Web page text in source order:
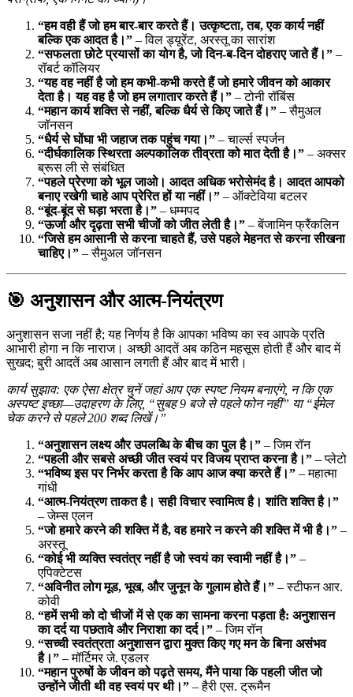
“हम वही हैं जो हम बार-बार करते हैं। उत्कृष्टता, तब, एक कार्य नहीं
बल्कि एक आदत है।” – विल ड्यूरेंट, अरस्तू का सारांश
“सफलता छोटे प्रयासों का योग है, जो दिन-ब-दिन दोहराए जाते हैं।” –
रॉबर्ट कॉलियर
“यह वह नहीं है जो हम कभी-कभी करते हैं जो हमारे जीवन को आकार
देता है। यह वह है जो हम लगातार करते हैं।” – टोनी रॉबिंस
“महान कार्य शक्ति से नहीं, बल्कि धैर्य से किए जाते हैं।” – सैमुअल
जॉनसन
“धैर्य से घोंघा भी जहाज तक पहुंच गया।” – चार्ल्स स्पर्जन
“दीर्घकालिक स्थिरता अल्पकालिक तीव्रता को मात देती है।” – अक्सर
ब्रूस ली से संबंधित
“पहले प्रेरणा को भूल जाओ। आदत अधिक भरोसेमंद है। आदत आपको
बनाए रखेगी चाहे आप प्रेरित हों या नहीं।” – ऑक्टेविया बटलर
“बूंद-बूंद से घड़ा भरता है।” – धम्मपद
“ऊर्जा और दृढ़ता सभी चीजों को जीत लेती है।” – बेंजामिन फ्रैंकलिन
“जिसे हम आसानी से करना चाहते हैं, उसे पहले मेहनत से करना सीखना
चाहिए।” – सैमुअल जॉनसन
🎯 अनुशासन और आत्म-नियंत्रण
अनुशासन सजा नहीं है; यह निर्णय है कि आपका भविष्य का स्व आपके प्रति
आभारी होगा न कि नाराज। अच्छी आदतें अब कठिन महसूस होती हैं और बाद में
सुखद; बुरी आदतें अब आसान लगती हैं और बाद में भारी।
कार्य सुझाव: एक ऐसा क्षेत्र चुनें जहां आप एक स्पष्ट नियम बनाएंगे, न कि एक
अस्पष्ट इच्छा—उदाहरण के लिए, “सुबह 9 बजे से पहले फोन नहीं” या “ईमेल
चेक करने से पहले 200 शब्द लिखें।”
“अनुशासन लक्ष्य और उपलब्धि के बीच का पुल है।” – जिम रॉन
“पहली और सबसे अच्छी जीत स्वयं पर विजय प्राप्त करना है।” – प्लेटो
“भविष्य इस पर निर्भर करता है कि आप आज क्या करते हैं।” – महात्मा
गांधी
“आत्म-नियंत्रण ताकत है। सही विचार स्वामित्व है। शांति शक्ति है।”
– जेम्स एलन
“जो हमारे करने की शक्ति में है, वह हमारे न करने की शक्ति में भी है।” –
अरस्तू
“कोई भी व्यक्ति स्वतंत्र नहीं है जो स्वयं का स्वामी नहीं है।” –
एपिक्टेटस
“अविनीत लोग मूड, भूख, और जुनून के गुलाम होते हैं।” – स्टीफन आर.
कोवी
“हमें सभी को दो चीजों में से एक का सामना करना पड़ता है: अनुशासन
का दर्द या पछतावे और निराशा का दर्द।” – जिम रॉन
“सच्ची स्वतंत्रता अनुशासन द्वारा मुक्त किए गए मन के बिना असंभव
है।” – मॉर्टिमर जे. एडलर
“महान पुरुषों के जीवन को पढ़ते समय, मैंने पाया कि पहली जीत जो
उन्होंने जीती थी वह स्वयं पर थी।” – हैरी एस. ट्रूमैन